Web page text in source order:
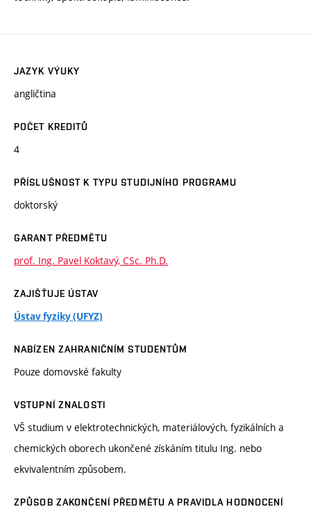
JAZYK VÝUKY
angličtina
POČET KREDITŮ
4
PŘÍSLUŠNOST K TYPU STUDIJNÍHO PROGRAMU
doktorský
GARANT PŘEDMĚTU
prof. Ing. Pavel Koktavý, CSc. Ph.D.
ZAJIŠŤUJE ÚSTAV
Ústav fyziky (UFYZ)
NABÍZEN ZAHRANIČNÍM STUDENTŮM
Pouze domovské fakulty
VSTUPNÍ ZNALOSTI
VŠ studium v elektrotechnických, materiálových, fyzikálních a
chemických oborech ukončené získáním titulu Ing. nebo
ekvivalentním způsobem.
ZPŮSOB ZAKONČENÍ PŘEDMĚTU A PRAVIDLA HODNOCENÍ